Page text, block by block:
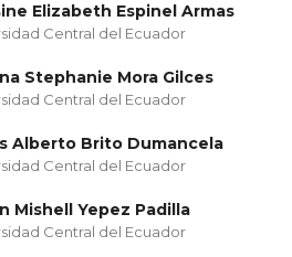
Elizabeth Espinel Armas
Central del Ecuador
Stephanie Mora Gilces
Central del Ecuador
Alberto Brito Dumancela
Central del Ecuador
Mishell Yepez Padilla
Central del Ecuador